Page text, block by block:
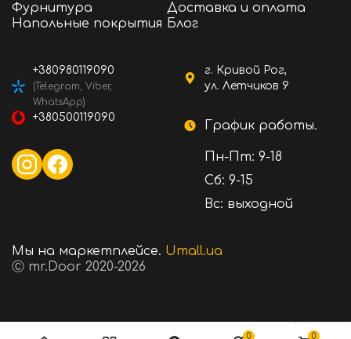
0 0
Фурнитура
Напольные покрытия
Доставка и оплата
Блог
г. Кривой Рог,
ул. Летчиков 9
График работы.
Пн-Пт: 9-18
Сб: 9-15
Вс: выходной
+380980119090
(Telegram, Viber,
WhatsApp)
+380500119090
Ⓒ mr.Door 2020-2026
Мы на маркетплейсе. Umall.ua